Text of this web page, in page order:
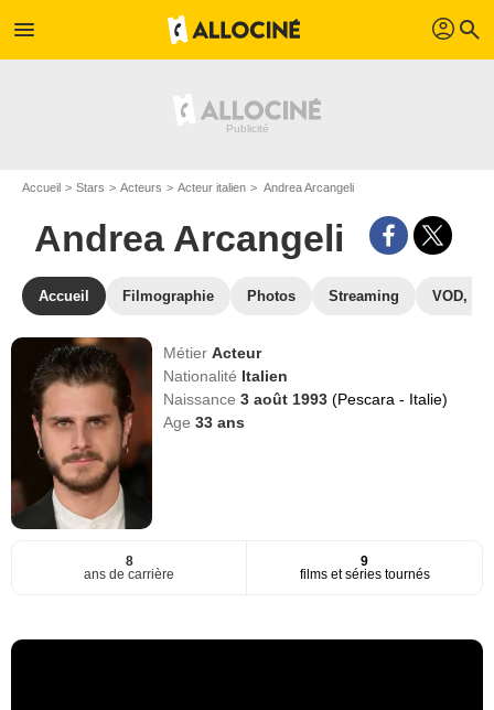
menu profil search
Accueil Stars Acteurs Acteur italien Andrea Arcangeli
Andrea Arcangeli
Accueil Filmographie Photos Streaming VOD,
MétierActeur
Nationalité Italien
Naissance3 août 1993(Pescara - Italie)
Age33 ans
8
ans de carrière
9
films et séries tournés